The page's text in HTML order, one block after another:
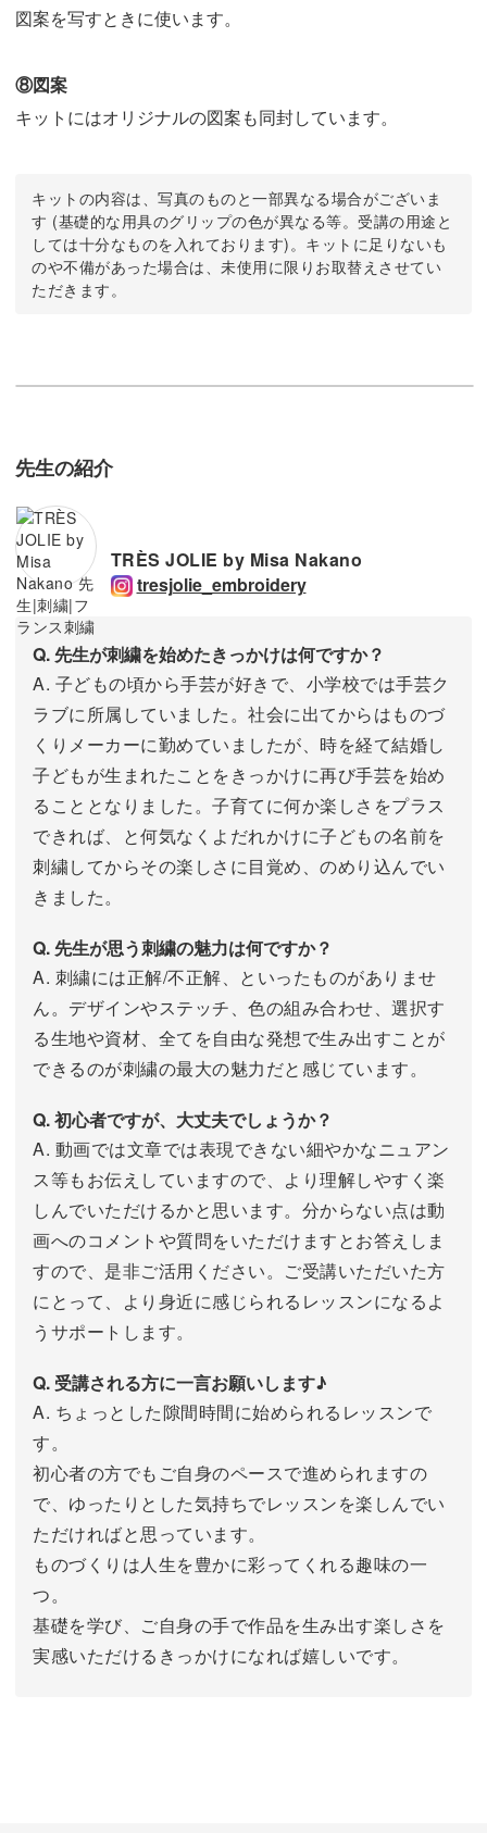
図案を写すときに使います。
⑧図案
キットにはオリジナルの図案も同封しています。
キットの内容は、写真のものと一部異なる場合がございま
す (基礎的な用具のグリップの色が異なる等。受講の用途と
しては十分なものを入れております)。キットに足りないも
のや不備があった場合は、未使用に限りお取替えさせてい
ただきます。
先生の紹介
TRÈS JOLIE by Misa Nakano
tresjolie_embroidery
Q. 先生が刺繍を始めたきっかけは何ですか？
A. 子どもの頃から手芸が好きで、小学校では手芸ク
ラブに所属していました。社会に出てからはものづ
くりメーカーに勤めていましたが、時を経て結婚し
子どもが生まれたことをきっかけに再び手芸を始め
ることとなりました。子育てに何か楽しさをプラス
できれば、と何気なくよだれかけに子どもの名前を
刺繍してからその楽しさに目覚め、のめり込んでい
きました。
Q. 先生が思う刺繍の魅力は何ですか？
A. 刺繍には正解/不正解、といったものがありませ
ん。デザインやステッチ、色の組み合わせ、選択す
る生地や資材、全てを自由な発想で生み出すことが
できるのが刺繍の最大の魅力だと感じています。
Q. 初心者ですが、大丈夫でしょうか？
A. 動画では文章では表現できない細やかなニュアン
ス等もお伝えしていますので、より理解しやすく楽
しんでいただけるかと思います。分からない点は動
画へのコメントや質問をいただけますとお答えしま
すので、是非ご活用ください。ご受講いただいた方
にとって、より身近に感じられるレッスンになるよ
うサポートします。
Q. 受講される方に一言お願いします♪
A. ちょっとした隙間時間に始められるレッスンで
す。
初心者の方でもご自身のペースで進められますの
で、ゆったりとした気持ちでレッスンを楽しんでい
ただければと思っています。
ものづくりは人生を豊かに彩ってくれる趣味の一
つ。
基礎を学び、ご自身の手で作品を生み出す楽しさを
実感いただけるきっかけになれば嬉しいです。